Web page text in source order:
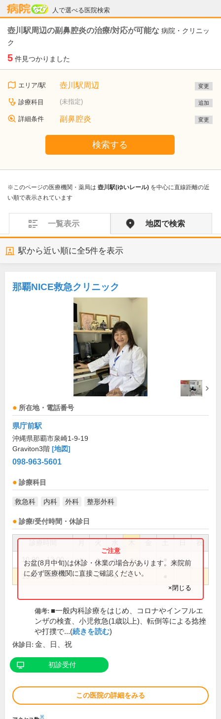
人で選べる医院検索
病院なび
壺川駅周辺の副鼻腔炎の治療/対応が可能な 病院・クリニッ
ク
5 件見つかりました
エリア/駅 壺川駅周辺 変更
診療科目 (未指定) 追加
詳細条件 副鼻腔炎 変更
検索する
※このページの医療機関・薬局は 壺川駅(ゆいレール) を中心に直線距離の近
い順で表示されています
一覧表示 地図で検索
駅から近い順に全5件を表示
那覇NICE救急クリニック
所在地・電話番号
県庁前駅
沖縄県那覇市泉崎1-9-19
Graviton3階 [地図]
098-963-5601
診療科目
救急科 内科 外科 整形外科
診療/受付時間・休診日
祝
10:00～13:00 ● ● ● ●
15:00～18:00 ● ● ● ●
お盆(8月中旬)は休診・休業の場合があります。来院前
に必ず医療機関に直接ご確認ください。
×閉じる
備考: ■一般内科診療をはじめ、コロナやインフルエ
ンザの検査、小児救急(1歳以上)、転倒等による捻挫
や打撲で...(続きを読む)
休診日: 金、日、祝
初診受付
この医院の詳細をみる
※